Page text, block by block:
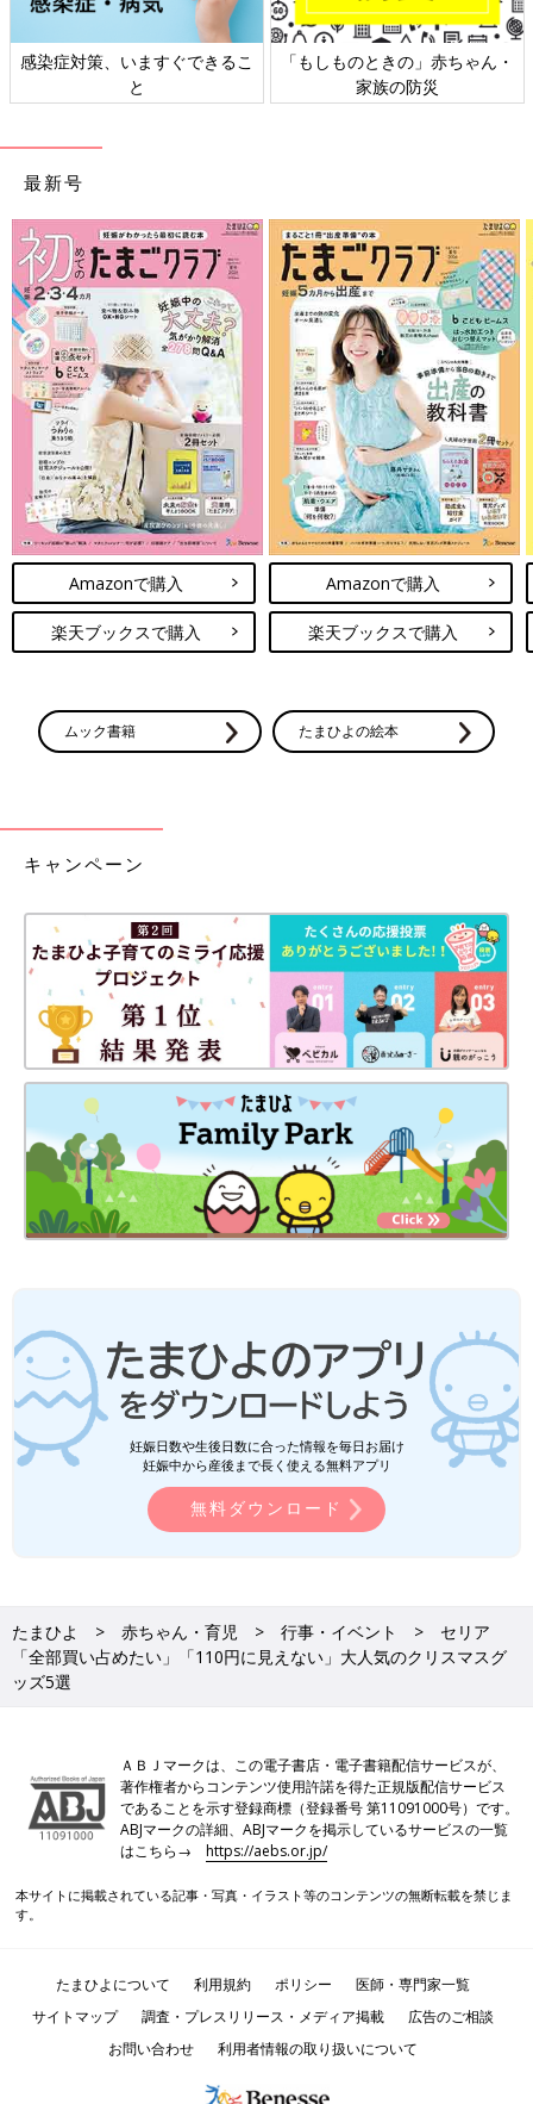
「もしものときの」赤ちゃん・
家族の防災
日本外来小児科学会リーフレッ
ト検討会
最新号
Amazonで購入
楽天ブックスで購入
Amazonで購入
楽天ブックスで購入
ムック書籍 たまひよの絵本
キャンペーン
妊娠日数や生後日数に合った情報を毎日お届け
妊娠中から産後まで長く使える無料アプリ
無料ダウンロード
たまひよ 赤ちゃん・育児 行事・イベント
セリア
「全部買い占めたい」「110円に見えない」大人気のクリスマスグ
ッズ5選
ＡＢＪマークは、この電子書店・電子書籍配信サービスが、
著作権者からコンテンツ使用許諾を得た正規版配信サービス
であることを示す登録商標（登録番号 第11091000号）です。
ABJマークの詳細、ABJマークを掲示しているサービスの一覧
はこちら→https://aebs.or.jp/
本サイトに掲載されている記事・写真・イラスト等のコンテンツの無断転載を禁じま
す。
たまひよについて 利用規約 ポリシー
医師・専門家一覧
サイトマップ
調査・プレスリリース・メディア掲載
広告のご相談
お問い合わせ
利用者情報の取り扱いについて